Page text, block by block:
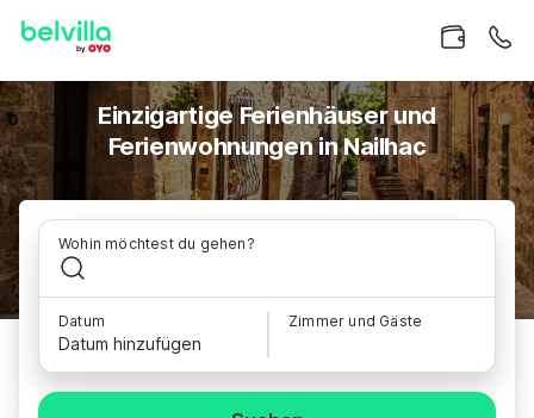
Einzigartige Ferienhäuser und
Ferienwohnungen in Nailhac
Wohin möchtest du gehen?
Datum
Datum hinzufügen
Zimmer und Gäste